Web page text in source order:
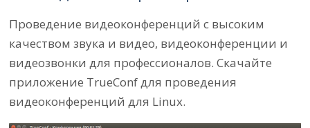
Проведение видеоконференций с высоким
качеством звука и видео, видеоконференции и
видеозвонки для профессионалов. Скачайте
приложение TrueConf для проведения
видеоконференций для Linux.